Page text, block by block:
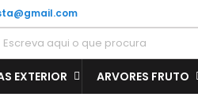
EXTERIOR ARVORES FRUTO